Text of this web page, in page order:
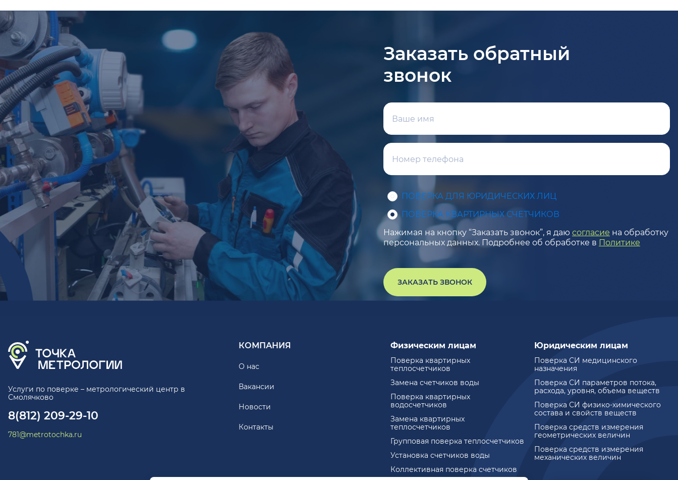
Заказать обратный
звонок
ПОВЕРКА ДЛЯ ЮРИДИЧЕСКИХ ЛИЦ
ПОВЕРКА КВАРТИРНЫХ СЧЕТЧИКОВ
Нажимая на кнопку “Заказать звонок”, я даю согласие на обработку
персональных данных. Подробнее об обработке в Политике
ЗАКАЗАТЬ ЗВОНОК
Услуги по поверке – метрологический центр в
Смолячково
8(812) 209-29-10
781@metrotochka.ru
КОМПАНИЯ
О нас
Вакансии
Новости
Контакты
Физическим лицам
Поверка квартирных
теплосчетчиков
Замена счетчиков воды
Поверка квартирных
водосчетчиков
Замена квартирных
теплосчетчиков
Групповая поверка теплосчетчиков
Установка счетчиков воды
Коллективная поверка счетчиков
Юридическим лицам
Поверка СИ медицинского
назначения
Поверка СИ параметров потока,
расхода, уровня, объема веществ
Поверка СИ физико-химического
состава и свойств веществ
Поверка средств измерения
геометрических величин
Поверка средств измерения
механических величин